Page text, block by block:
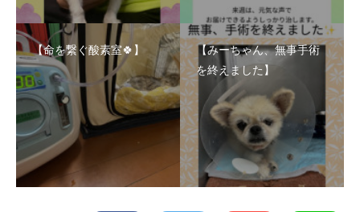
【命を繋ぐ酸素室🍀】
【みーちゃん、無事手術
を終えました】